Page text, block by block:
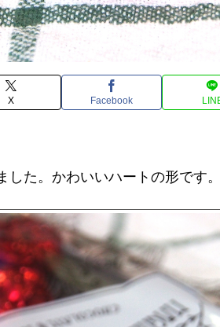
X Facebook
た。かわいいハートの形です。